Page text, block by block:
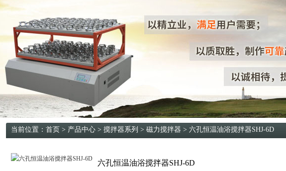
当前位置： 首页 > 产品中心 > 搅拌器系列 > 磁力搅拌器 > 六孔恒温油浴搅拌器SHJ-6D
六孔恒温油浴搅拌器SHJ-6D